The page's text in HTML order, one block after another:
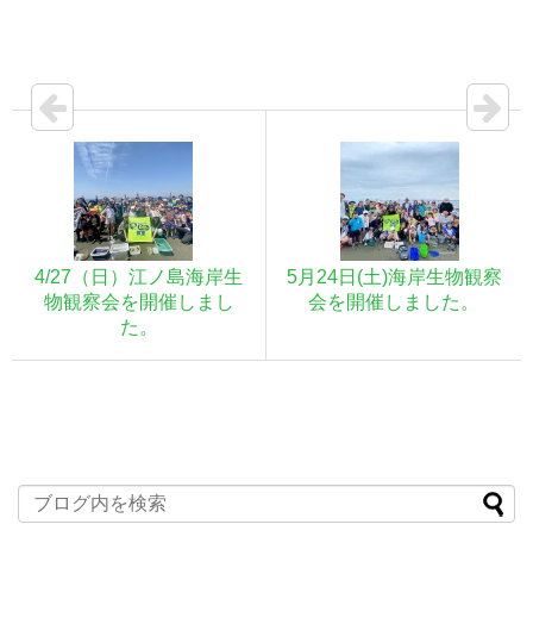
4/27（日）江ノ島海岸生
物観察会を開催しまし
た。
5月24日(土)海岸生物観察
会を開催しました。